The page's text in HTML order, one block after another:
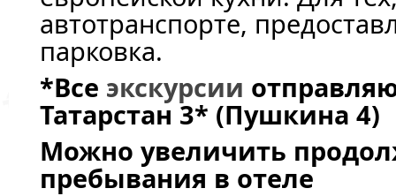
автотранспорте,
парковка.
*Все экскурсии
Татарстан 3* (Пушкина 4)
Можно увеличить
пребывания в отеле